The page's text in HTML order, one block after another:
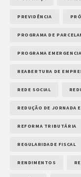
PREVIDÊNCIA
PROGRAMA DE
PROGRAMA
REABERTURA DE
REDE SOCIAL
REDUÇÃO DE JORNADA
REFORMA TRIBUTÁRIA
REGULARIDADE FISCAL
RENDIMENTOS